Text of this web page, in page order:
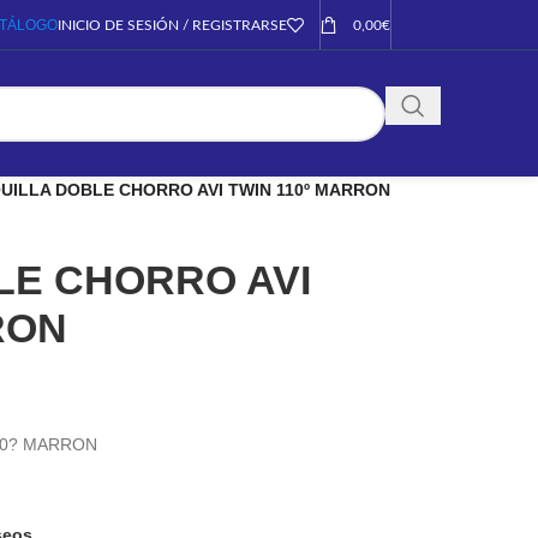
INICIO DE SESIÓN / REGISTRARSE 0,00€
DOBLE CHORRO AVI TWIN 110º MARRON
CHORRO AVI
MARRON